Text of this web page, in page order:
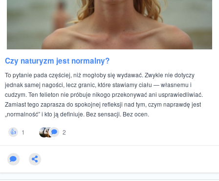
Czy naturyzm jest normalny?
To pytanie pada częściej, niż mogłoby się wydawać. Zwykle nie dotyczy
jednak samej nagości, lecz granic, które stawiamy ciału — własnemu i
cudzym. Ten felieton nie próbuje nikogo przekonywać ani usprawiedliwiać.
Zamiast tego zaprasza do spokojnej refleksji nad tym, czym naprawdę jest
„normalność” i kto ją definiuje. Bez sensacji. Bez ocen.
👍 1 2